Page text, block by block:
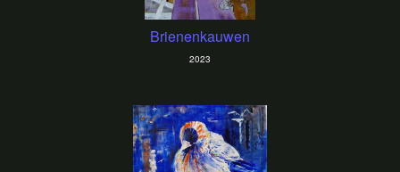
Brienenkauwen
2023